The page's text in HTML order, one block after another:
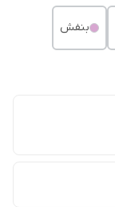
بنفش